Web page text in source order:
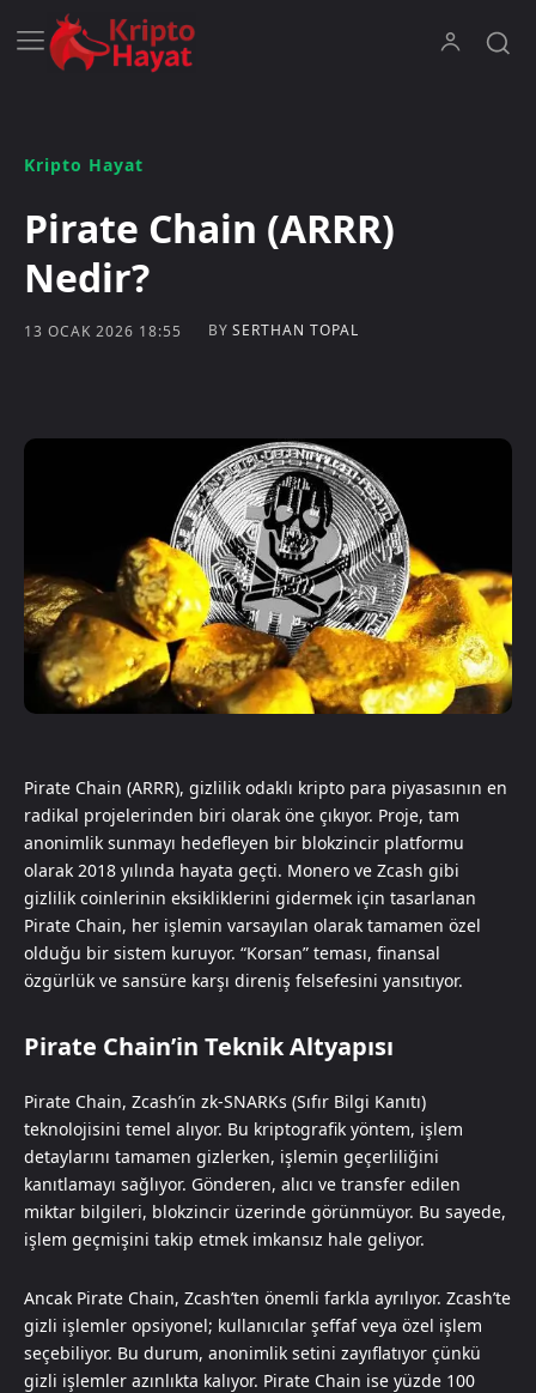
Kripto Hayat
Pirate Chain (ARRR)
Nedir?
13 OCAK 2026 18:55 BY SERTHAN TOPAL
Pirate Chain (ARRR), gizlilik odaklı kripto para piyasasının en
radikal projelerinden biri olarak öne çıkıyor. Proje, tam
anonimlik sunmayı hedefleyen bir blokzincir platformu
olarak 2018 yılında hayata geçti. Monero ve Zcash gibi
gizlilik coinlerinin eksikliklerini gidermek için tasarlanan
Pirate Chain, her işlemin varsayılan olarak tamamen özel
olduğu bir sistem kuruyor. “Korsan” teması, finansal
özgürlük ve sansüre karşı direniş felsefesini yansıtıyor.
Pirate Chain’in Teknik Altyapısı
Pirate Chain, Zcash’in zk-SNARKs (Sıfır Bilgi Kanıtı)
teknolojisini temel alıyor. Bu kriptografik yöntem, işlem
detaylarını tamamen gizlerken, işlemin geçerliliğini
kanıtlamayı sağlıyor. Gönderen, alıcı ve transfer edilen
miktar bilgileri, blokzincir üzerinde görünmüyor. Bu sayede,
işlem geçmişini takip etmek imkansız hale geliyor.
Ancak Pirate Chain, Zcash’ten önemli farkla ayrılıyor. Zcash’te
gizli işlemler opsiyonel; kullanıcılar şeffaf veya özel işlem
seçebiliyor. Bu durum, anonimlik setini zayıflatıyor çünkü
gizli işlemler azınlıkta kalıyor. Pirate Chain ise yüzde 100